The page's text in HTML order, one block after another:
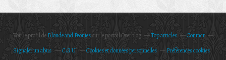
Voir le profil deBlonde and Peoniessur le portail Overblog Top articles
Contact
Signaler un abus
C.G.U. Cookies et données personnelles Préférences cookies